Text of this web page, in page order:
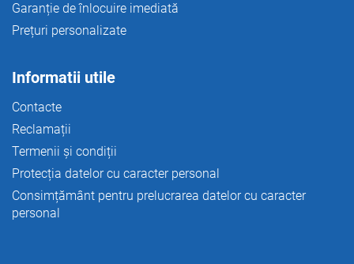
Garanție de înlocuire imediată
Prețuri personalizate
Informatii utile
Contacte
Reclamații
Termenii și condiții
Protecția datelor cu caracter personal
Consimțământ pentru prelucrarea datelor cu caracter
personal